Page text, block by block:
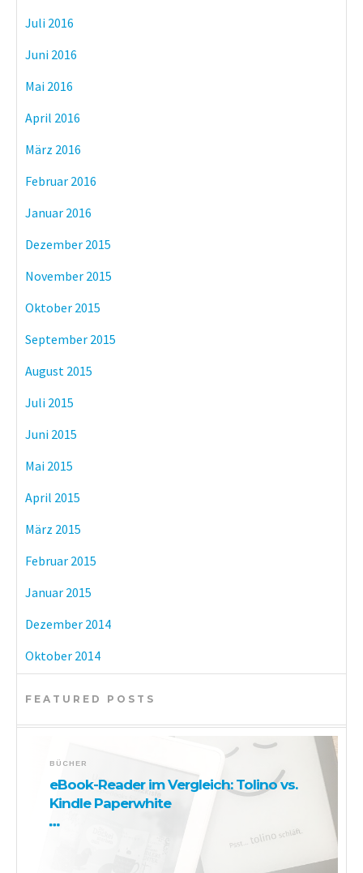
Juli 2016
Juni 2016
Mai 2016
April 2016
März 2016
Februar 2016
Januar 2016
Dezember 2015
November 2015
Oktober 2015
September 2015
August 2015
Juli 2015
Juni 2015
Mai 2015
April 2015
März 2015
Februar 2015
Januar 2015
Dezember 2014
Oktober 2014
FEATURED POSTS
BÜCHER
eBook-Reader im Vergleich: Tolino vs.
Kindle Paperwhite